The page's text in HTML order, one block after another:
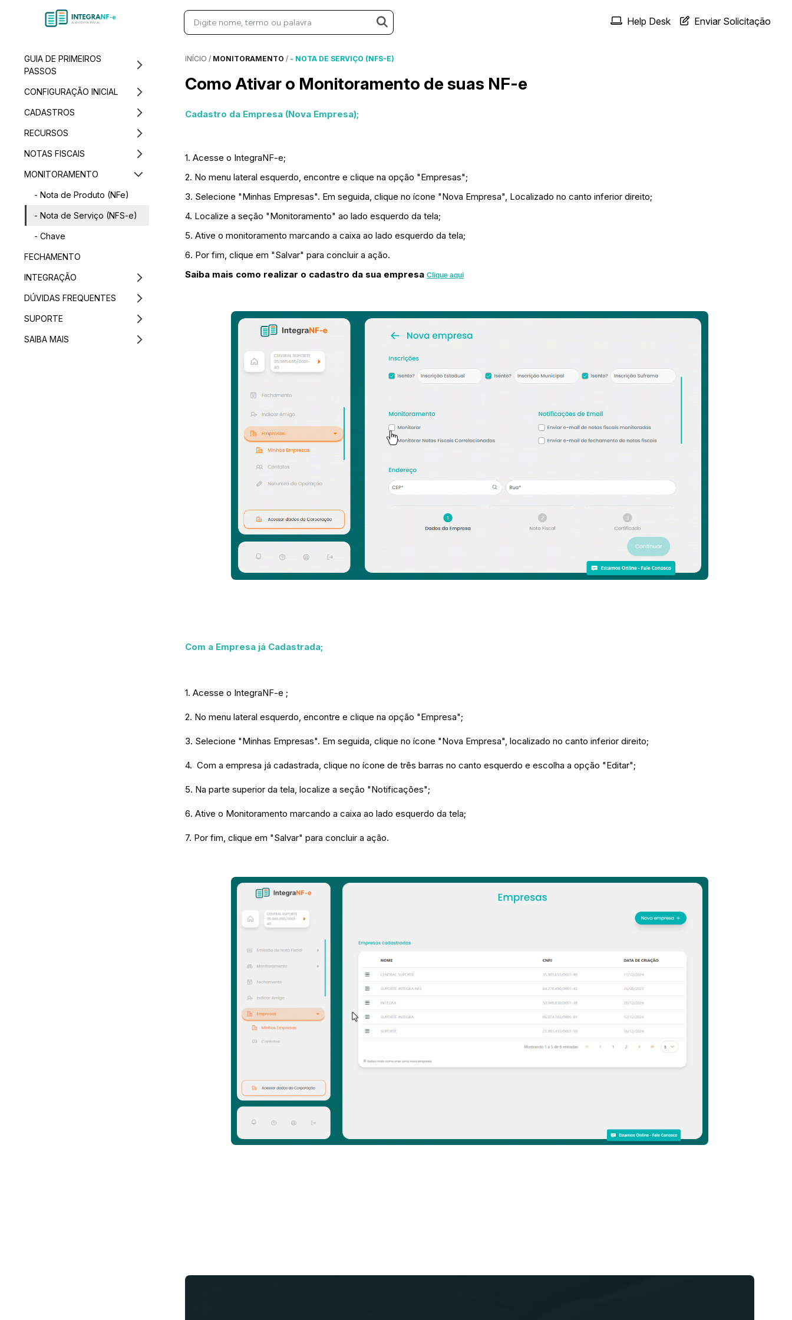
Help Desk Enviar Solicitação
GUIA DE PRIMEIROS
PASSOS
CONFIGURAÇÃO INICIAL
CADASTROS
RECURSOS
NOTAS FISCAIS
MONITORAMENTO
- Nota de Produto (NFe)
- Nota de Serviço (NFS-e)
- Chave
FECHAMENTO
INTEGRAÇÃO
DÚVIDAS FREQUENTES
SUPORTE
SAIBA MAIS
INÍCIO / MONITORAMENTO / - NOTA DE SERVIÇO (NFS-E)
Como Ativar o Monitoramento de suas NF-e
Cadastro da Empresa (Nova Empresa);
1. Acesse o IntegraNF-e;
2. No menu lateral esquerdo, encontre e clique na opção "Empresas";
3. Selecione "Minhas Empresas". Em seguida, clique no ícone "Nova Empresa", Localizado no canto inferior direito;
4. Localize a seção "Monitoramento" ao lado esquerdo da tela;
5. Ative o monitoramento marcando a caixa ao lado esquerdo da tela;
6. Por fim, clique em "Salvar" para concluir a ação.
Saiba mais como realizar o cadastro da sua empresa Clique aqui
Com a Empresa já Cadastrada;
1. Acesse o IntegraNF-e ;
2. No menu lateral esquerdo, encontre e clique na opção "Empresa";
3. Selecione "Minhas Empresas". Em seguida, clique no ícone "Nova Empresa", localizado no canto inferior direito;
4. Com a empresa já cadastrada, clique no ícone de três barras no canto esquerdo e escolha a opção "Editar";
5. Na parte superior da tela, localize a seção "Notificações";
6. Ative o Monitoramento marcando a caixa ao lado esquerdo da tela;
7. Por fim, clique em "Salvar" para concluir a ação.